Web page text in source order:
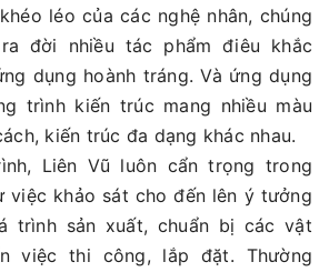
léo của các nghệ nhân, chúng
đời nhiều tác phẩm điêu khắc
dụng hoành tráng. Và ứng dụng
trình kiến trúc mang nhiều màu
kiến trúc đa dạng khác nhau.
Liên Vũ luôn cẩn trọng trong
việc khảo sát cho đến lên ý tưởng
trình sản xuất, chuẩn bị các vật
việc thi công, lắp đặt. Thường